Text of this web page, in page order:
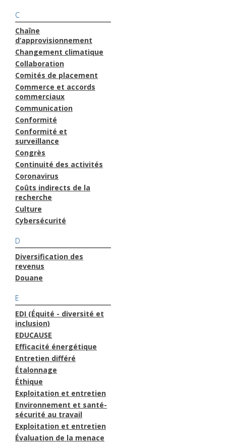
C
Chaîne
d’approvisionnement
Changement climatique
Collaboration
Comités de placement
Commerce et accords
commerciaux
Communication
Conformité
Conformité et
surveillance
Congrès
Continuité des activités
Coronavirus
Coûts indirects de la
recherche
Culture
Cybersécurité
D
Diversification des
revenus
Douane
E
EDI (Équité - diversité et
inclusion)
EDUCAUSE
Efficacité énergétique
Entretien différé
Étalonnage
Éthique
Exploitation et entretien
Environnement et santé-
sécurité au travail
Exploitation et entretien
Évaluation de la menace